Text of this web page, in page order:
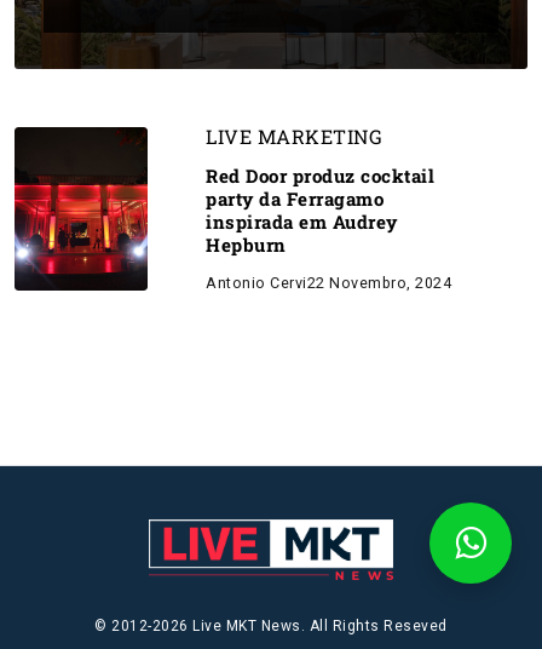
LIVE MARKETING
Red Door produz cocktail
party da Ferragamo
inspirada em Audrey
Hepburn
Antonio Cervi22 Novembro, 2024
© 2012-2026 Live MKT News. All Rights Reseved